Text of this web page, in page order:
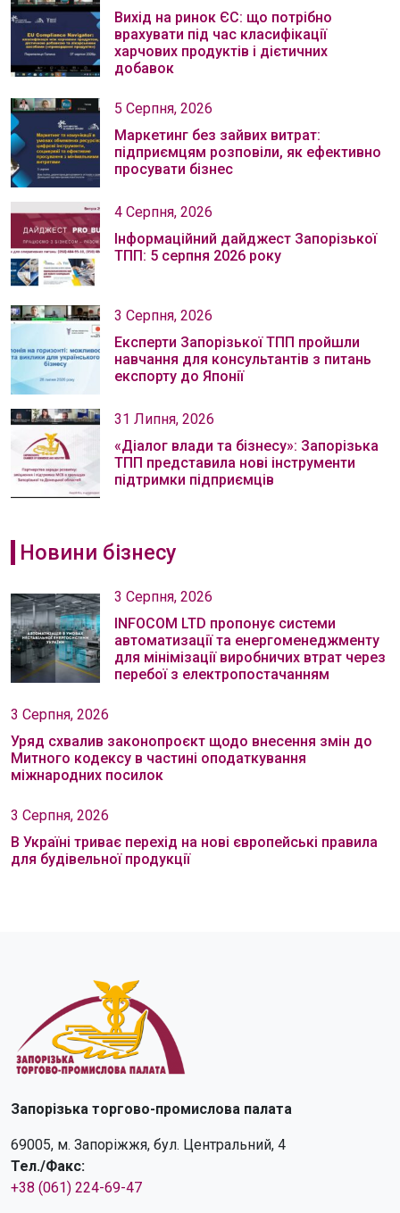
Вихід на ринок ЄС: що потрібно
врахувати під час класифікації
харчових продуктів і дієтичних
добавок
5 Серпня, 2026
Маркетинг без зайвих витрат:
підприємцям розповіли, як ефективно
просувати бізнес
4 Серпня, 2026
Інформаційний дайджест Запорізької
ТПП: 5 серпня 2026 року
3 Серпня, 2026
Експерти Запорізької ТПП пройшли
навчання для консультантів з питань
експорту до Японії
31 Липня, 2026
«Діалог влади та бізнесу»: Запорізька
ТПП представила нові інструменти
підтримки підприємців
Новини бізнесу
3 Серпня, 2026
INFOCOM LTD пропонує системи
автоматизації та енергоменеджменту
для мінімізації виробничих втрат через
перебої з електропостачанням
3 Серпня, 2026
Уряд схвалив законопроєкт щодо внесення змін до
Митного кодексу в частині оподаткування
міжнародних посилок
3 Серпня, 2026
В Україні триває перехід на нові європейські правила
для будівельної продукції
Запорізька торгово-промислова палата
69005, м. Запоріжжя, бул. Центральний, 4
Тел./Факс:
+38 (061) 224-69-47